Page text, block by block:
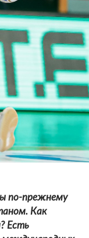
по-прежнему
Как
Есть